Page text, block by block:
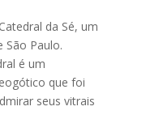
da Sé, um
São Paulo.
é um
que foi
seus vitrais